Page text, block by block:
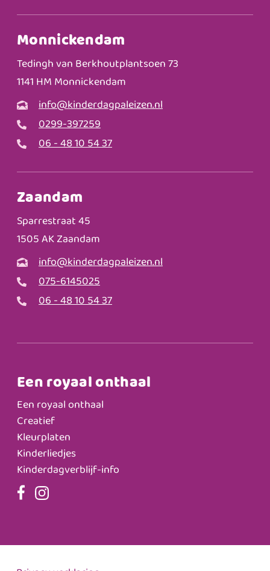
Monnickendam
Tedingh van Berkhoutplantsoen 73
1141 HM Monnickendam
info@kinderdagpaleizen.nl
0299-397259
06 - 48 10 54 37
Zaandam
Sparrestraat 45
1505 AK Zaandam
info@kinderdagpaleizen.nl
075-6145025
06 - 48 10 54 37
Een royaal onthaal
Een royaal onthaal
Creatief
Kleurplaten
Kinderliedjes
Kinderdagverblijf-info